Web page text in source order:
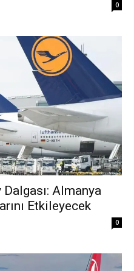
0
Dalgası: Almanya
Etkileyecek
0